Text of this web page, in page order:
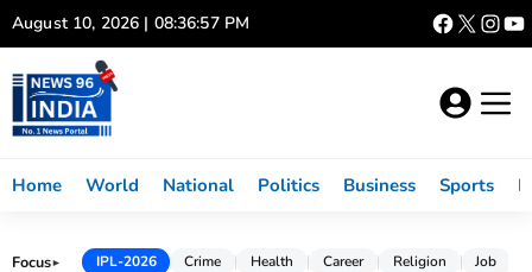
Skip
to
content
August 10, 2026 | 08:36:58 PM
Home World National Politics Business Sports
Focus► IPL-2026 Crime Health Career Religion Job